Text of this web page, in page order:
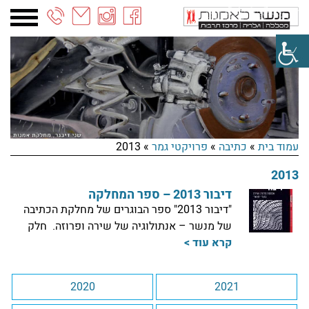
03-
6887090
עמוד בית » כתיבה » פרויקטי גמר »
2013
2013
דיבור 2013 – ספר המחלקה
"דיבור 2013" ספר הבוגרים של מחלקת הכתיבה
של מנשר – אנתולוגיה של שירה ופרוזה. חלק
קרא עוד >
2021
2020